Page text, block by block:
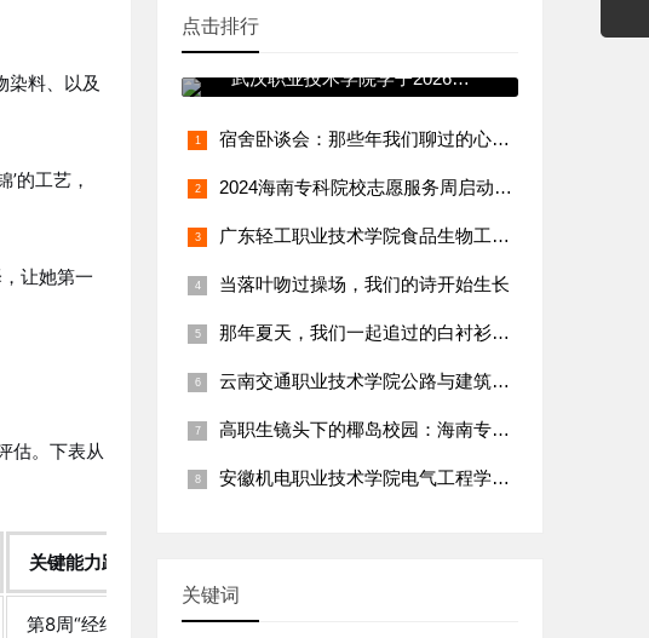
染料、以及
的工艺，
让她第一
估。下表从
关键能力跃迁与典型事件
第8周“经纬挑战赛”，全员在4小时
点击排行
青春践使命 志愿暖寒冬——
武汉职业技术学院学子2026年
宿舍卧谈会：那些年我们聊过的心事与远方
2024海南专科院校志愿服务周启动！学生团队赴三亚渔村实践纪
广东轻工职业技术学院食品生物工程学院：“乡村特色食品（腐竹、
当落叶吻过操场，我们的诗开始生长
那年夏天，我们一起追过的白衬衫少年
云南交通职业技术学院公路与建筑工程学院：“乡村通村公路养护与
高职生镜头下的椰岛校园：海南专科生vlog火出圈，日常碎片太
安徽机电职业技术学院电气工程学院：吴宇轩团队守护乡村用电，三
关键词